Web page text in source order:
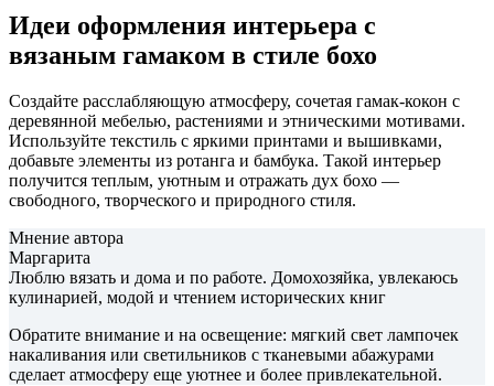
Идеи оформления интерьера с
вязаным гамаком в стиле бохо
Создайте расслабляющую атмосферу, сочетая гамак-кокон с
деревянной мебелью, растениями и этническими мотивами.
Используйте текстиль с яркими принтами и вышивками,
добавьте элементы из ротанга и бамбука. Такой интерьер
получится теплым, уютным и отражать дух бохо —
свободного, творческого и природного стиля.
Мнение автора
Маргарита
Люблю вязать и дома и по работе. Домохозяйка, увлекаюсь
кулинарией, модой и чтением исторических книг
Обратите внимание и на освещение: мягкий свет лампочек
накаливания или светильников с тканевыми абажурами
сделает атмосферу еще уютнее и более привлекательной.